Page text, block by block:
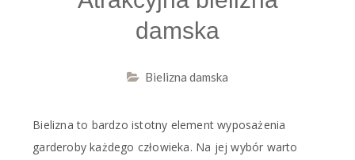
damska
Bielizna damska
Bielizna to bardzo istotny element wyposażenia
garderoby każdego człowieka. Na jej wybór warto